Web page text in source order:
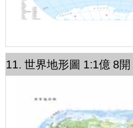
11. 世界地形圖 1:1億 8開